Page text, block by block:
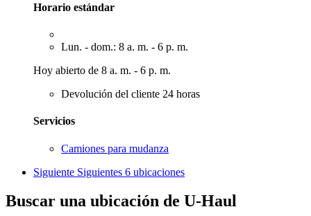
Horario estándar
Lun. - dom.: 8 a. m. - 6 p. m.
Hoy abierto de 8 a. m. - 6 p. m.
Devolución del cliente 24 horas
Servicios
Camiones para mudanza
Siguiente Siguientes 6 ubicaciones
Buscar una ubicación de U-Haul